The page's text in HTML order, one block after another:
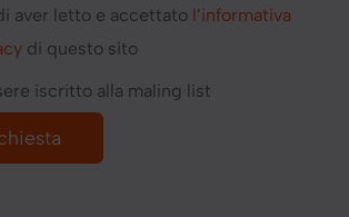
aver letto e accettato l’informativa
di questo sito
iscritto alla maling list